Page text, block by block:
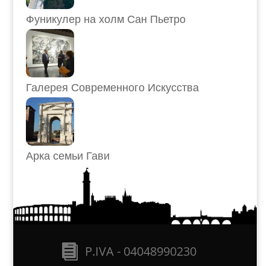
Фуникулер на холм Сан Пьетро
Галерея Современного Искусства
Арка семьи Гави
P.IVA - 04048990230